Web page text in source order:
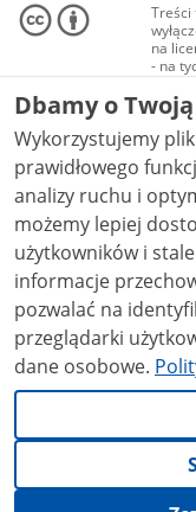
Treści
na
- na
audio
NC-
Dbamy o
Wykorzystujemy
prawidłowego
analizy ruchu i
możemy lepiej
użytkowników i stale
informacje
pozwalać na
przeglądarki
dane osobowe.